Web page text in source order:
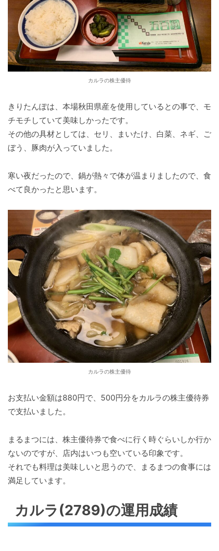
カルラの株主優待
きりたんぽは、本場秋田県産を使用しているとの事で、モ
チモチしていて美味しかったです。
その他の具材としては、セリ、まいたけ、白菜、ネギ、ご
ぼう、豚肉が入っていました。
寒い夜だったので、鍋が熱々で体が温まりましたので、食
べて良かったと思います。
カルラの株主優待
お支払い金額は880円で、500円分をカルラの株主優待券
で支払いました。
まるまつには、株主優待券で食べに行く時ぐらいしか行か
ないのですが、店内はいつも空いている印象です。
それでも料理は美味しいと思うので、まるまつの食事には
満足しています。
カルラ(2789)の運用成績